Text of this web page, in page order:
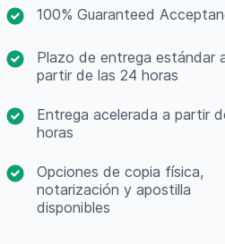
100% Guaranteed
Plazo de entrega estándar
partir de las 24 horas
Entrega acelerada a partir
horas
Opciones de copia física,
notarización y apostilla
disponibles